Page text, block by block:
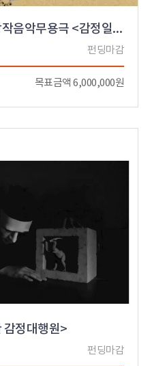
프로젝트 팀 '옆동네'의 창작음악무용극 <감정일기>
펀딩마감
목표금액 6,000,000원
감정대행원>
펀딩마감